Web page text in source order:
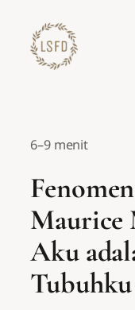
konten
6–9 menit
Maurice
Aku